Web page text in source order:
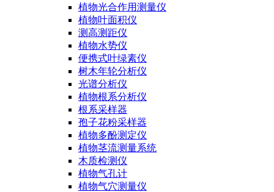
植物光合作用测量仪
植物叶面积仪
测高测距仪
植物水势仪
便携式叶绿素仪
树木年轮分析仪
光谱分析仪
植物根系分析仪
根系采样器
孢子花粉采样器
植物多酚测定仪
植物茎流测量系统
木质检测仪
植物气孔计
植物气穴测量仪